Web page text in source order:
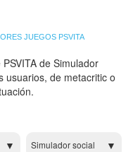
JUEGOS PSVITA
de Simulador
usuarios, de metacritic o
Simulador social